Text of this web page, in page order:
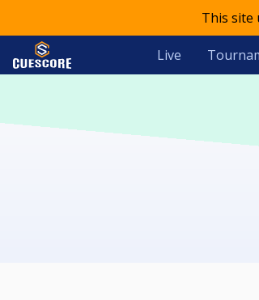
This site
Live